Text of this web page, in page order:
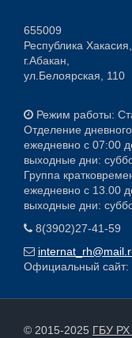
655009
Республика Хакасия,
г.Абакан,
ул.Белоярская, 110
Режим работы:
Отделение
ежедневно с 07:00
выходные дни:
Группа
ежедневно с 13.00
выходные дни:
8(3902)27-41-59
Официальный сайт:
© 2015-2025 ГБУ РХ